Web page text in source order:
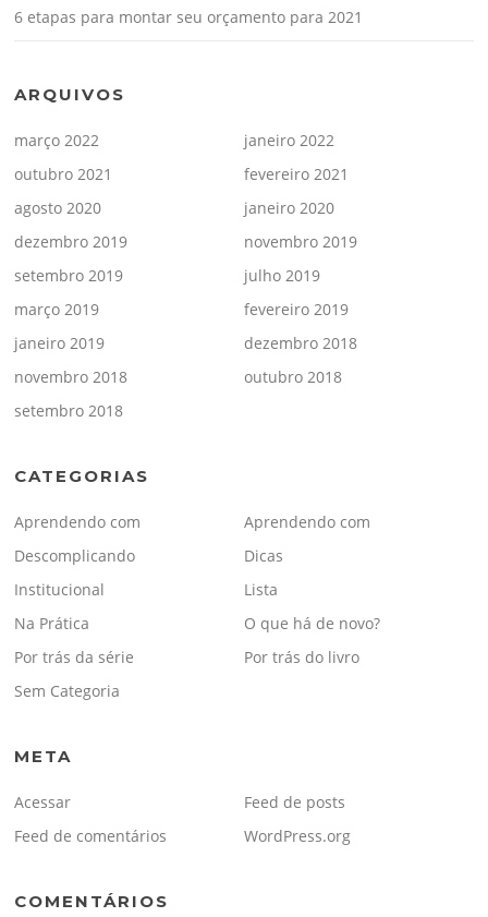
6 etapas para montar seu orçamento para 2021
ARQUIVOS
março 2022
janeiro 2022
outubro 2021
fevereiro 2021
agosto 2020
janeiro 2020
dezembro 2019
novembro 2019
setembro 2019
julho 2019
março 2019
fevereiro 2019
janeiro 2019
dezembro 2018
novembro 2018
outubro 2018
setembro 2018
CATEGORIAS
Aprendendo com
Aprendendo com
Descomplicando
Dicas
Institucional
Lista
Na Prática
O que há de novo?
Por trás da série
Por trás do livro
Sem Categoria
META
Acessar
Feed de posts
Feed de comentários
WordPress.org
COMENTÁRIOS